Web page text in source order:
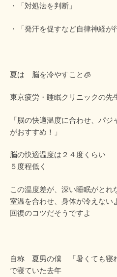
・「対処法を判断」
・「発汗を促すなど自律神経が
夏は 脳を冷やすこと🧊
東京疲労・睡眠クリニックの先
「脳の快適温度に合わせ、パ
がおすすめ！」
脳の快適温度は２４度くら
５度程低く
この温度差が、深い睡眠がと
室温を合わせ、身体が冷えない
回復のコツだそうですよ
自称 夏男の僕 「暑くても
で寝ていた去年